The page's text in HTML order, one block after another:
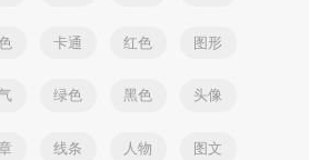
卡通 红色 图形
绿色 黑色 头像
线条 人物 图文